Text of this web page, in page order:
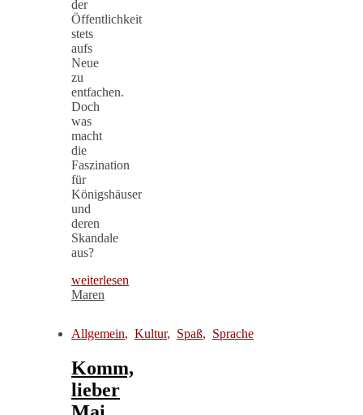
der
Öffentlichkeit
stets
aufs
Neue
zu
entfachen.
Doch
was
macht
die
Faszination
für
Königshäuser
und
deren
Skandale
aus?
weiterlesen
Maren
Allgemein, Kultur, Spaß, Sprache
Komm,
lieber